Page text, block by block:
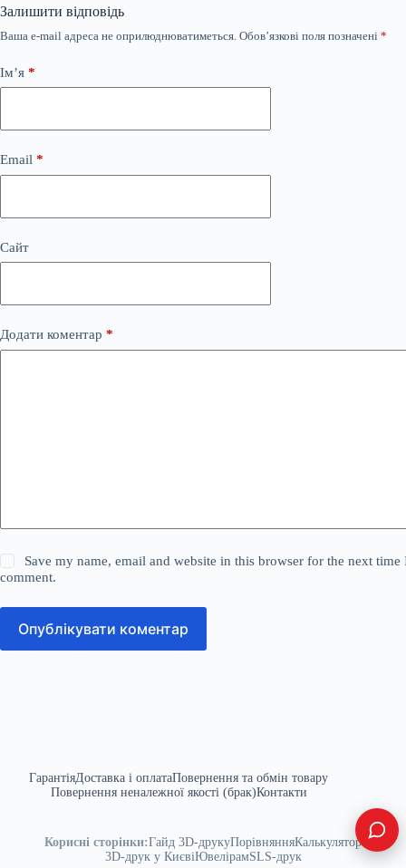
Залишити відповідь
Ваша e-mail адреса не оприлюднюватиметься. Обов’язкові поля позначені *
Ім’я *
Email *
Сайт
Додати коментар *
Save my name, email and website in this browser for the next time
comment.
Опублікувати коментар
ГарантіяДоставка і оплатаПовернення та обмін товару
Повернення неналежної якості (брак)Контакти
Корисні сторінки:Гайд 3D-друкуПорівнянняКалькулятор
3D-друк у КиєвіЮвелірамSLS-друк